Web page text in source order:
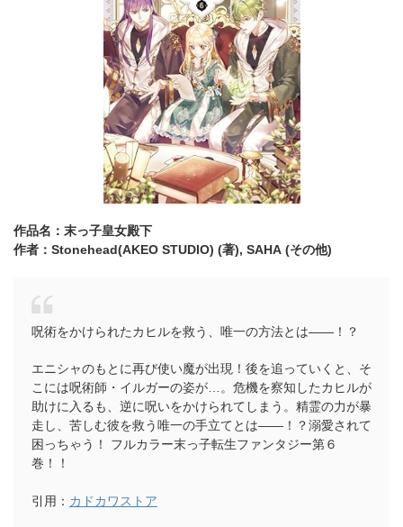
作品名：末っ子皇女殿下
作者：Stonehead(AKEO STUDIO) (著), SAHA (その他)
呪術をかけられたカヒルを救う、唯一の方法とは――！？
エニシャのもとに再び使い魔が出現！後を追っていくと、そ
こには呪術師・イルガーの姿が…。危機を察知したカヒルが
助けに入るも、逆に呪いをかけられてしまう。精霊の力が暴
走し、苦しむ彼を救う唯一の手立てとは――！？溺愛されて
困っちゃう！ フルカラー末っ子転生ファンタジー第６
巻！！
引用： カドカワストア